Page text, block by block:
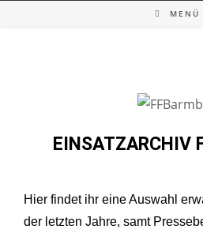
MENÜ
EINSATZARCHIV
Hier findet ihr eine Auswahl
der letzten Jahre, samt